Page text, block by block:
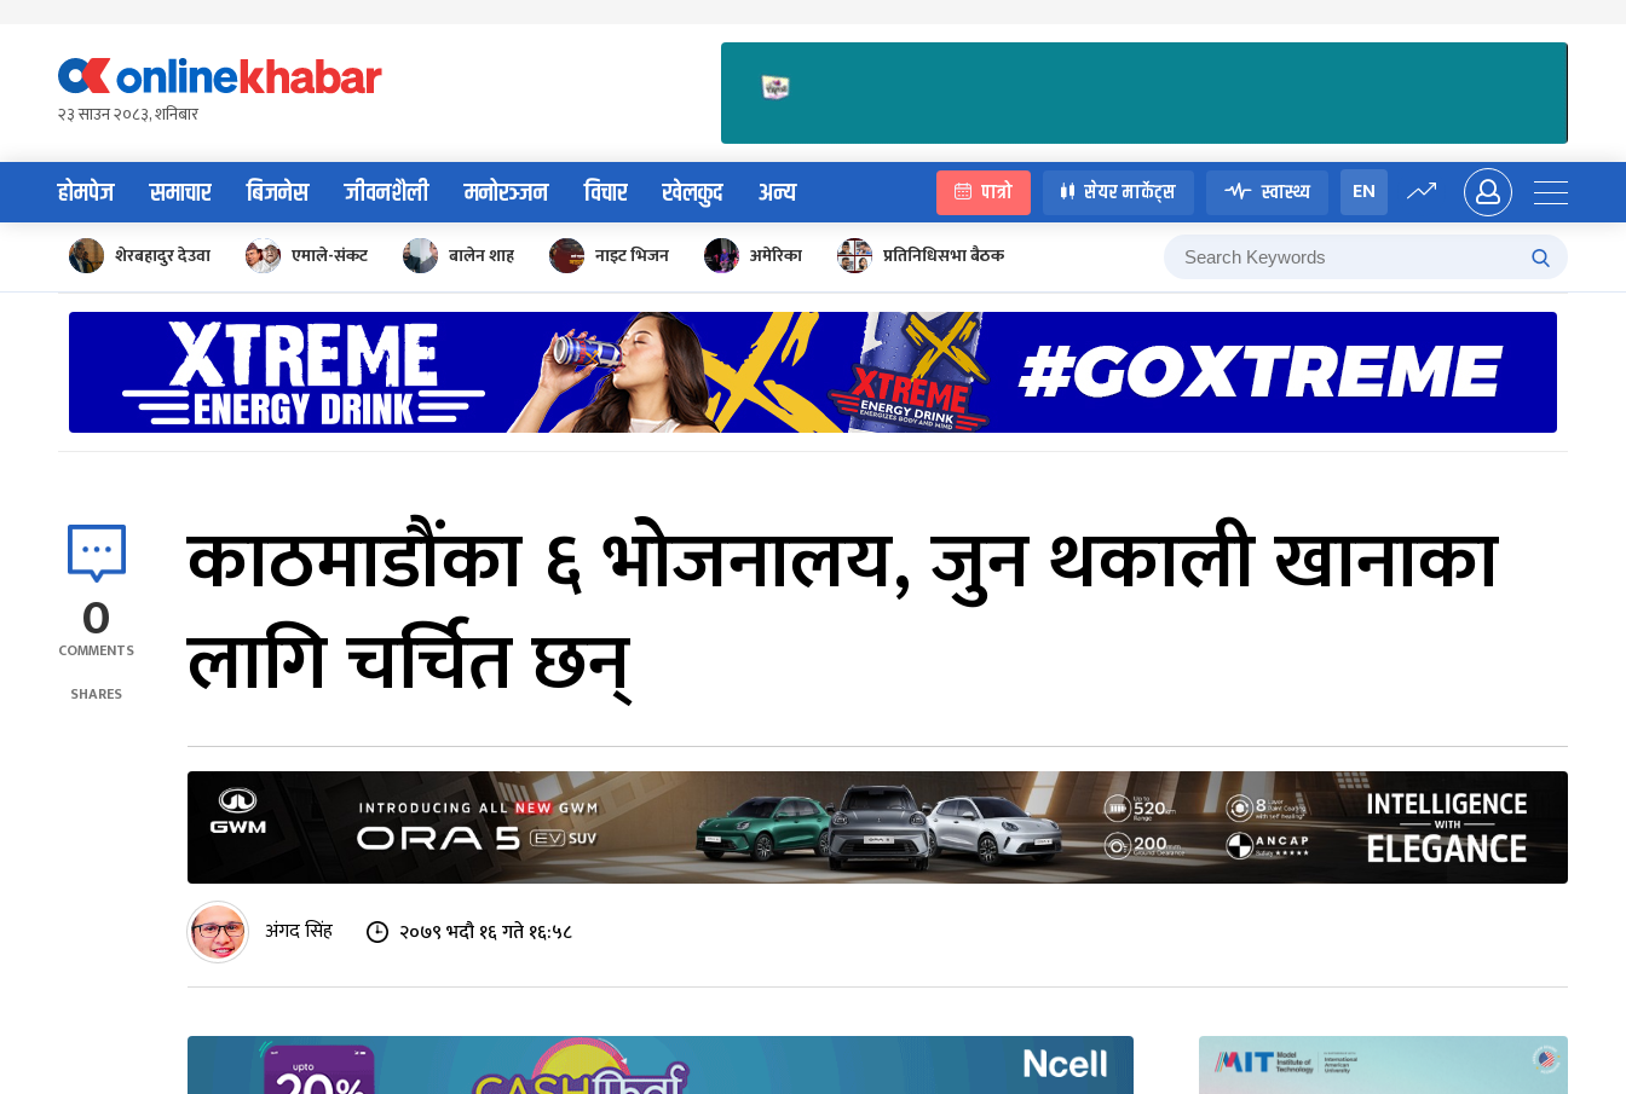
content२३ साउन २०८३, शनिबार
होमपेज समाचार बिजनेस जीवनशैली मनोरञ्जन विचार खेलकुद अन्य पात्रो सेयर मार्केट्स स्वास्थ्य EN
शेरबहादुर देउवा एमाले-संकट बालेन शाह नाइट भिजन अमेरिका प्रतिनिधिसभा बैठक
0
COMMENTS
SHARES
काठमाडौंका ६ भोजनालय, जुन थकाली खानाका
लागि चर्चित छन्
अंगद सिंह २०७९ भदौ १६ गते १६:५८